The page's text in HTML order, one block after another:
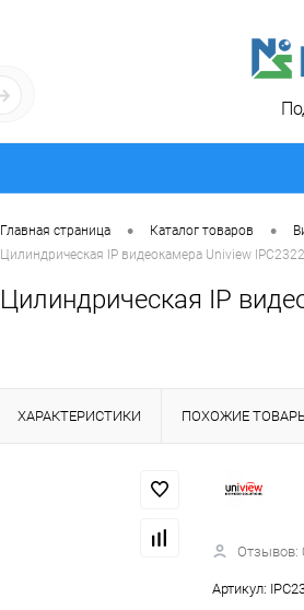
Главная страница • Каталог товаров •
Цилиндрическая IP видеокамера Uniview
Цилиндрическая IP
ХАРАКТЕРИСТИКИ ПОХОЖИЕ
Отзывов:
Артикул: